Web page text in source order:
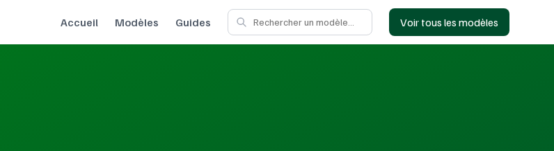
Accueil Modèles Guides Voir tous les modèles